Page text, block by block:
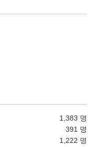
1,383 명
391 명
1,222 명